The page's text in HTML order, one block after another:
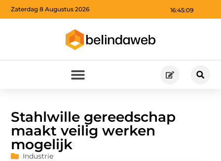
16:45:09
Zaterdag 8 Augustus 2026
Stahlwille gereedschap
maakt veilig werken
mogelijk
Industrie